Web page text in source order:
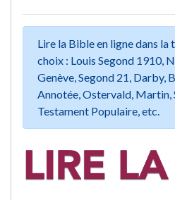
Lire la Bible en ligne dans
choix : Louis Segond 1910,
Genève, Segond 21, Darby,
Annotée, Ostervald, Martin,
Testament Populaire, etc.